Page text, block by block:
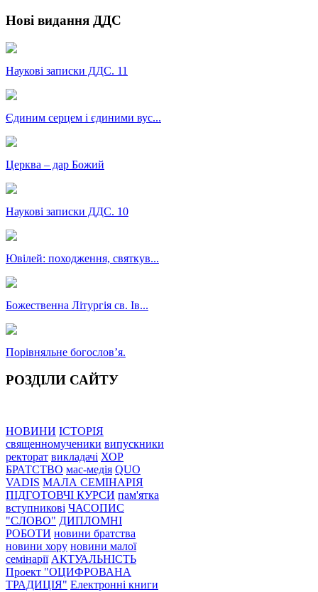
Нові видання ДДС
Наукові записки ДДС. 11
Єдиним серцем і єдиними вус...
Церква – дар Божий
Наукові записки ДДС. 10
Ювілей: походження, святкув...
Божественна Літургія св. Ів...
Порівняльне богословʼя.
РОЗДІЛИ САЙТУ
НОВИНИ ІСТОРІЯ
священномученики випускники
ректорат викладачі ХОР
БРАТСТВО мас-медія QUO
VADIS МАЛА СЕМІНАРІЯ
ПІДГОТОВЧІ КУРСИ пам'ятка
вступникові ЧАСОПИС
"СЛОВО" ДИПЛОМНІ
РОБОТИ новини братства
новини хору новини малої
семінарії АКТУАЛЬНІСТЬ
Проект "ОЦИФРОВАНА
ТРАДИЦІЯ" Електронні книги